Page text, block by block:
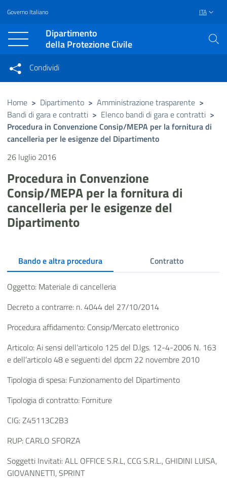
Vai al contenuto principale
Raggiungi il piè di pagina
Governo Italiano ITA
Dipartimento
della Protezione Civile
Condividi su Facebook
Condividi su Twitter
Condividi su LinkedIn
Condividi
Condividi sui social network
Home > Dipartimento > Amministrazione trasparente >
Bandi di gara e contratti > Elenco bandi di gara e contratti >
Procedura in Convenzione Consip/MEPA per la fornitura di
cancelleria per le esigenze del Dipartimento
26 luglio 2016
Procedura in Convenzione
Consip/MEPA per la fornitura di
cancelleria per le esigenze del
Dipartimento
Bando e altra procedura Contratto
Oggetto: Materiale di cancelleria
Decreto a contrarre: n. 4044 del 27/10/2014
Procedura affidamento: Consip/Mercato elettronico
Articolo: Ai sensi dell’articolo 125 del D.lgs. 12-4-2006 N. 163
e dell’articolo 48 e seguenti del dpcm 22 novembre 2010
Tipologia di spesa: Funzionamento del Dipartimento
Tipologia di contratto: Forniture
CIG: Z45113C2B3
RUP: CARLO SFORZA
Soggetti Invitati: ALL OFFICE S.R.L, CCG S.R.L., GHIDINI LUISA,
GIOVANNETTI, SPRINT